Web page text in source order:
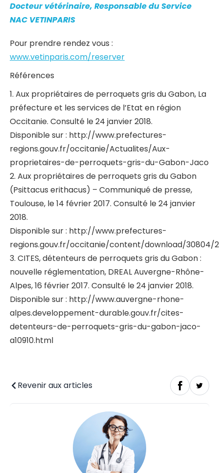
Docteur vétérinaire, Responsable du Service
NAC VETINPARIS
Pour prendre rendez vous :
www.vetinparis.com/reserver
Références
1. Aux propriétaires de perroquets gris du Gabon, La
préfecture et les services de l’Etat en région
Occitanie. Consulté le 24 janvier 2018.
Disponible sur : http://www.prefectures-
regions.gouv.fr/occitanie/Actualites/Aux-
proprietaires-de-perroquets-gris-du-Gabon-Jaco
2. Aux propriétaires de perroquets gris du Gabon
(Psittacus erithacus) – Communiqué de presse,
Toulouse, le 14 février 2017. Consulté le 24 janvier
2018.
Disponible sur : http://www.prefectures-
regions.gouv.fr/occitanie/content/download/30804/
3. CITES, détenteurs de perroquets gris du Gabon :
nouvelle réglementation, DREAL Auvergne-Rhône-
Alpes, 16 février 2017. Consulté le 24 janvier 2018.
Disponible sur : http://www.auvergne-rhone-
alpes.developpement-durable.gouv.fr/cites-
detenteurs-de-perroquets-gris-du-gabon-jaco-
a10910.html
Revenir aux articles